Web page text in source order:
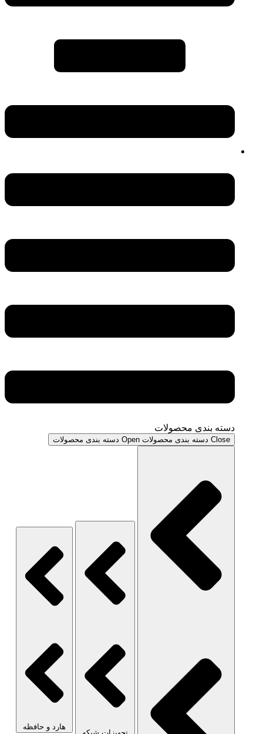
دسته بندی محصولات
Close دسته بندی محصولات Open دسته بندی محصولات
هارد و حافظه